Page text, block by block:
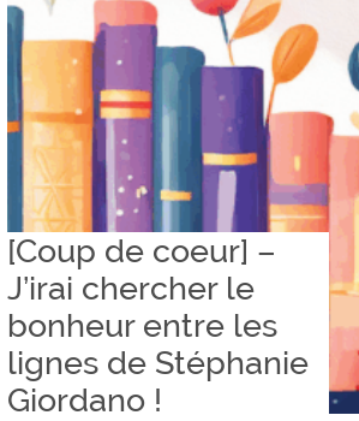
[Coup de coeur] –
J’irai chercher le
bonheur entre les
lignes de Stéphanie
Giordano !